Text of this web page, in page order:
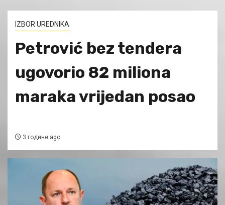
IZBOR UREDNIKA
Petrović bez tendera
ugovorio 82 miliona
maraka vrijedan posao
3 године ago